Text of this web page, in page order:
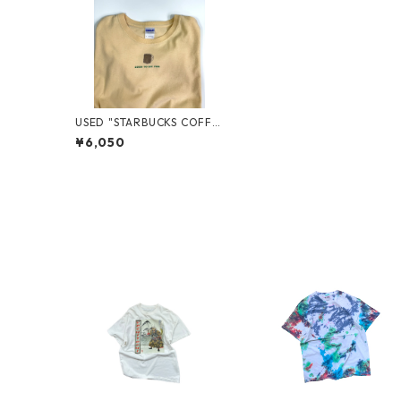
USED "STARBUCKS COFFE
E" TEE
¥6,050